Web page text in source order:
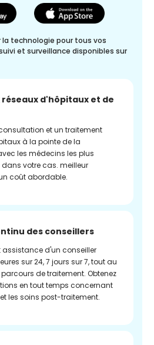
la technologie pour tous vos
et surveillance disponibles sur
réseaux d'hôpitaux et de
et un traitement
à la pointe de la
les médecins les plus
dans votre cas. meilleur
coût abordable.
des conseillers
assistance d'un conseiller
sur 24, 7 jours sur 7, tout au
de traitement. Obtenez
en tout temps concernant
les soins post-traitement.